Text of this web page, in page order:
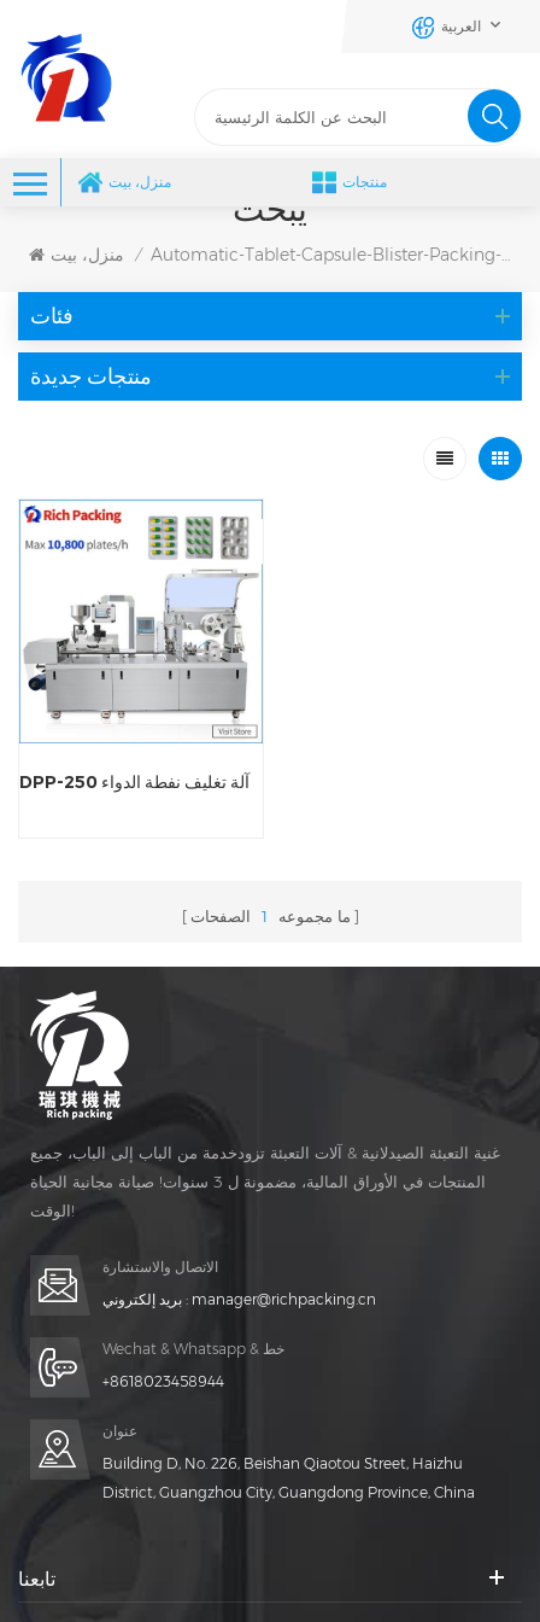
العربية
منزل، بيت منتجات
يبحث
منزل، بيت / Automatic-Tablet-Capsule-Blister-Packing-Machine
فئات
منتجات جديدة
DPP-250 آلة تغليف نفطة الدواء
ما مجموعه 1 الصفحات
غنية التعبئة الصيدلانية & آلات التعبئة تزودخدمة من الباب إلى الباب، جميع
المنتجات في الأوراق المالية، مضمونة ل 3 سنوات! صيانة مجانية الحياة
الوقت!
الاتصال والاستشارة
بريد إلكتروني : manager@richpacking.cn
Wechat & Whatsapp & خط
+8618023458944
عنوان
Building D, No. 226, Beishan Qiaotou Street, Haizhu
District, Guangzhou City, Guangdong Province, China
تابعنا